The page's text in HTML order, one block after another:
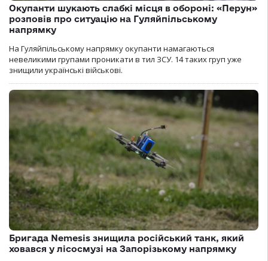
Окупанти шукають слабкі місця в обороні: «Перун»
розповів про ситуацію на Гуляйпільському
напрямку
На Гуляйпільському напрямку окупанти намагаються
невеликими групами проникати в тил ЗСУ. 14 таких груп уже
знищили українські військові.
Бригада Nemesis знищила російський танк, який
ховався у лісосмузі на Запорізькому напрямку